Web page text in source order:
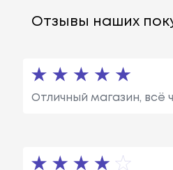
Отзывы наших
Отличный магазин, всё